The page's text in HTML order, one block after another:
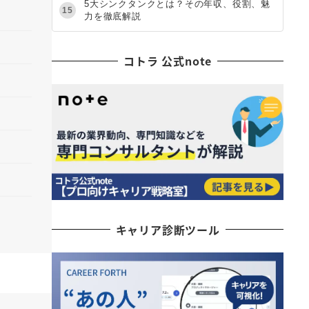
15
5大シンクタンクとは？その年収、役割、魅
力を徹底解説
コトラ 公式note
キャリア診断ツール